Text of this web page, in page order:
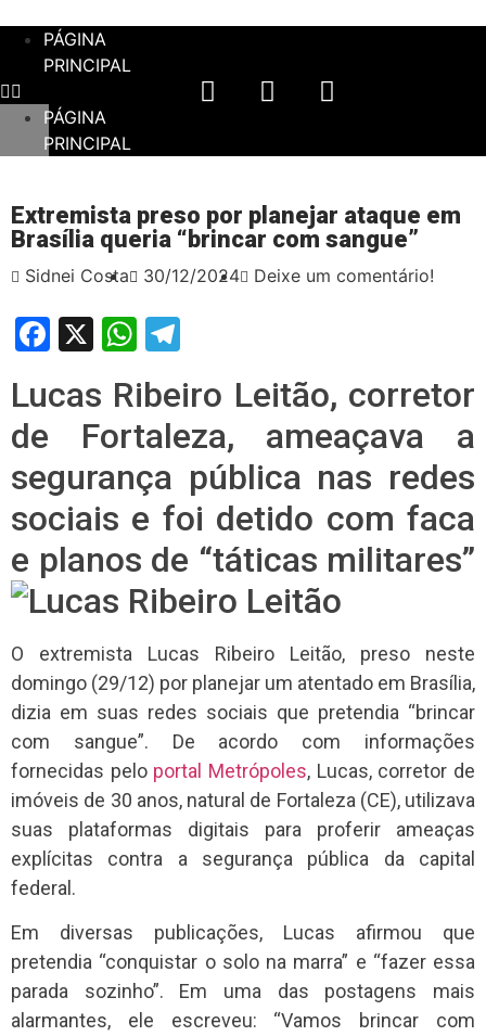
PÁGINA
PRINCIPAL
PÁGINA
PRINCIPAL
Extremista preso por planejar ataque em
Brasília queria “brincar com sangue”
Sidnei Costa 30/12/2024 Deixe um comentário!
Facebook
X WhatsApp
Lucas Ribeiro Leitão, corretor
de Fortaleza, ameaçava a
segurança pública nas redes
sociais e foi detido com faca
e planos de “táticas militares”
O extremista Lucas Ribeiro Leitão, preso neste
domingo (29/12) por planejar um atentado em Brasília,
dizia em suas redes sociais que pretendia “brincar
com sangue”. De acordo com informações
fornecidas pelo portal Metrópoles, Lucas, corretor de
imóveis de 30 anos, natural de Fortaleza (CE), utilizava
suas plataformas digitais para proferir ameaças
explícitas contra a segurança pública da capital
federal.
Em diversas publicações, Lucas afirmou que
pretendia “conquistar o solo na marra” e “fazer essa
parada sozinho”. Em uma das postagens mais
alarmantes, ele escreveu: “Vamos brincar com